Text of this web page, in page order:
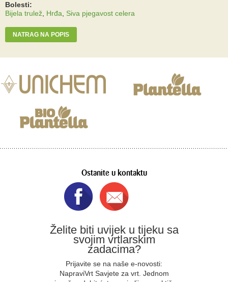
Bolesti:
Bijela trulež Hrđa Siva pjegavost celera
NATRAG NA POPIS
Ostanite u kontaktu
Želite biti uvijek u tijeku sa
svojim vrtlarskim
zadacima?
Prijavite se na naše e-novosti:
NapraviVrt Savjete za vrt. Jednom